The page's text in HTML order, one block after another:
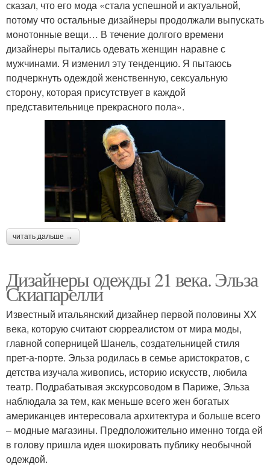
сказал, что его мода «стала успешной и актуальной,
потому что остальные дизайнеры продолжали выпускать
монотонные вещи… В течение долгого времени
дизайнеры пытались одевать женщин наравне с
мужчинами. Я изменил эту тенденцию. Я пытаюсь
подчеркнуть одеждой женственную, сексуальную
сторону, которая присутствует в каждой
представительнице прекрасного пола».
читать дальше →
Дизайнеры одежды 21 века. Эльза
Скиапарелли
Известный итальянский дизайнер первой половины XX
века, которую считают сюрреалистом от мира моды,
главной соперницей Шанель, создательницей стиля
прет-а-порте. Эльза родилась в семье аристократов, с
детства изучала живопись, историю искусств, любила
театр. Подрабатывая экскурсоводом в Париже, Эльза
наблюдала за тем, как меньше всего жен богатых
американцев интересовала архитектура и больше всего
– модные магазины. Предположительно именно тогда ей
в голову пришла идея шокировать публику необычной
одеждой.